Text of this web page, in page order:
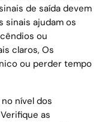
de saída devem
sinais ajudam os
ou
claros, Os
ou perder tempo
nível dos
as